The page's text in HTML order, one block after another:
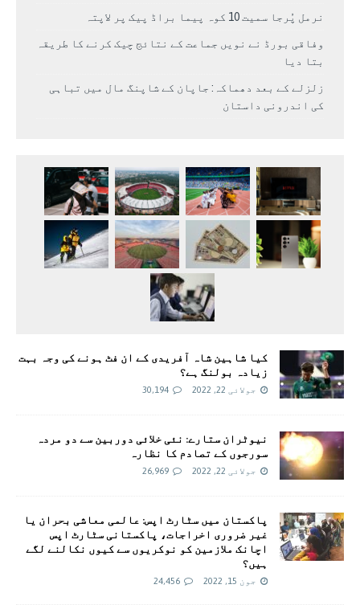
نرمل پُرجا سمیت 10 کوہ پیما براڈ پیک پر لاپتہ
وفاقی بورڈ نے نویں جماعت کے نتائج چیک کرنے کا طریقہ
بتا دیا
زلزلے کے بعد دھماکہ: جاپان کے شاپنگ مال میں تباہی
کی اندرونی داستان
کیا شاہین شاہ آفریدی کے ان فٹ ہونے کی وجہ بہت
زیادہ بولنگ ہے؟
جولائی 22, 2022 30,194
نیوٹران ستارے: نئی خلائی دوربین سے دو مردہ
سورجوں کے تصادم کا نظارہ
جولائی 22, 2022 26,969
پاکستان میں سٹارٹ اپس: عالمی معاشی بحران یا
غیر ضروری اخراجات، پاکستانی سٹارٹ اپس
اچانک ملازمین کو نوکریوں سے کیوں نکالنے لگے
ہیں؟
جون 15, 2022 24,456